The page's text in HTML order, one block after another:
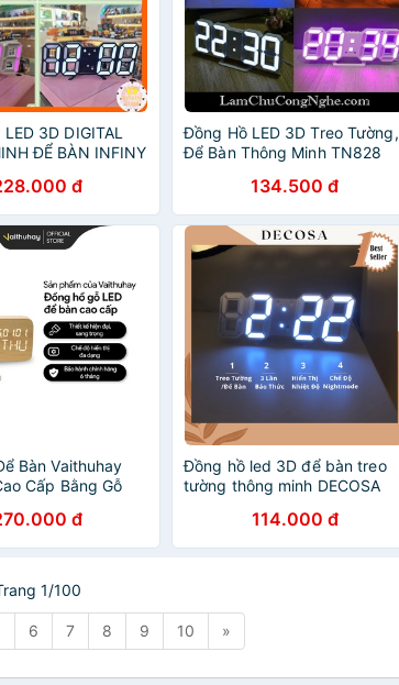
3D DIGITAL
ĐỂ BÀN INFINY
đ
Đồng Hồ LED 3D Treo Tường,
Để Bàn Thông Minh TN828
134.500 đ
Bàn Vaithuhay
Cấp Bằng Gỗ
đ
Đồng hồ led 3D để bàn treo
tường thông minh DECOSA
114.000 đ
1/100
6 7 8 9 10 »